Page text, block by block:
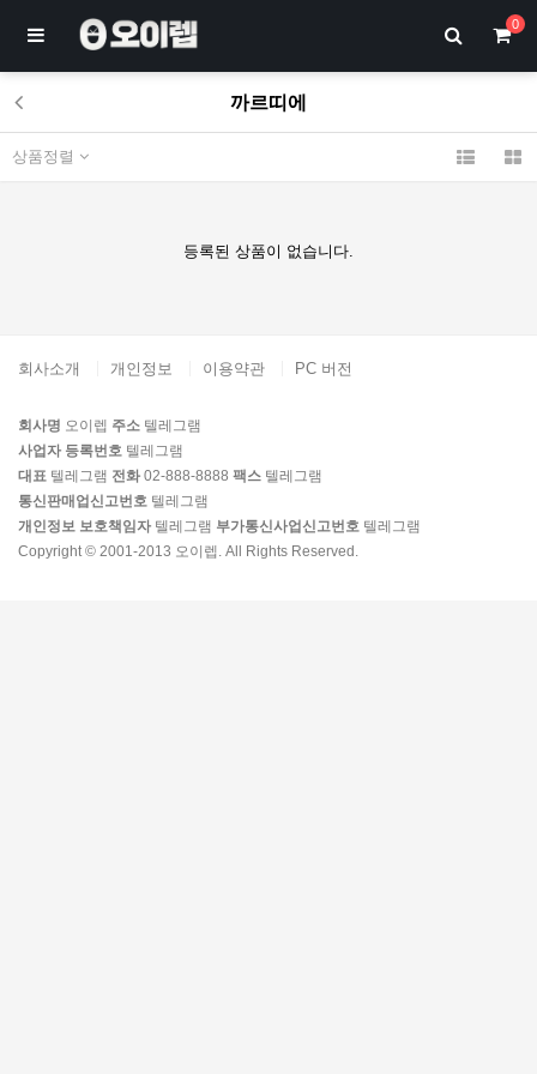
0
까르띠에
상품정렬
등록된 상품이 없습니다.
회사소개 개인정보 이용약관 PC 버전
회사명 오이렙 주소 텔레그램
사업자 등록번호 텔레그램
대표 텔레그램 전화 02-888-8888 팩스 텔레그램
통신판매업신고번호 텔레그램
개인정보 보호책임자 텔레그램 부가통신사업신고번호 텔레그램
Copyright © 2001-2013 오이렙. All Rights Reserved.